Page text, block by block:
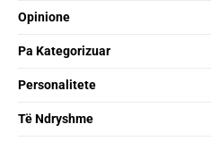
Opinione
Pa Kategorizuar
Personalitete
Të Ndryshme